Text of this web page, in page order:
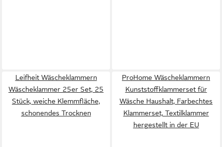
Leifheit Wäscheklammern
Wäscheklammer 25er Set, 25
Stück, weiche Klemmfläche,
schonendes Trocknen
ProHome Wäscheklammern
Kunststoffklammerset für
Wäsche Haushalt, Farbechtes
Klammerset, Textilklammer
hergestellt in der EU